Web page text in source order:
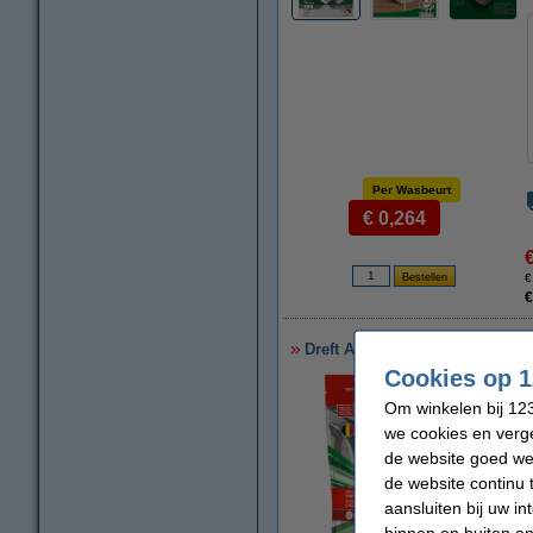
Per Wasbeurt
€ 0,264
Dreft All-in-One Platinum Plus
Cookies op
Om winkelen bij
we cookies en
de website goed
de website continu
aansluiten bij uw